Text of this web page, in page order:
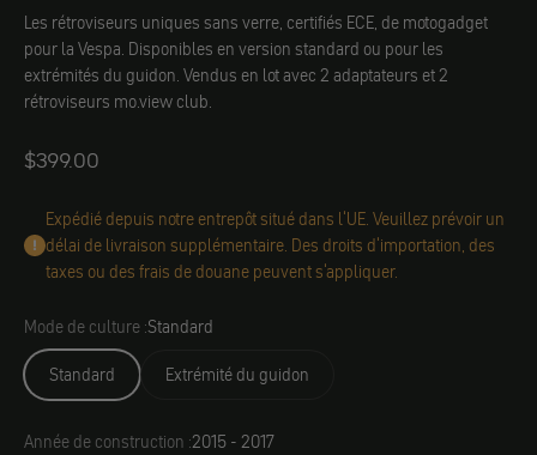
Les rétroviseurs uniques sans verre, certifiés ECE, de motogadget
pour la Vespa. Disponibles en version standard ou pour les
extrémités du guidon. Vendus en lot avec 2 adaptateurs et 2
rétroviseurs mo.view club.
Angebot
$399.00
Expédié depuis notre entrepôt situé dans l'UE. Veuillez prévoir un
délai de livraison supplémentaire. Des droits d'importation, des
taxes ou des frais de douane peuvent s'appliquer.
Mode de culture :Standard
Standard
Extrémité du guidon
Année de construction :2015 - 2017